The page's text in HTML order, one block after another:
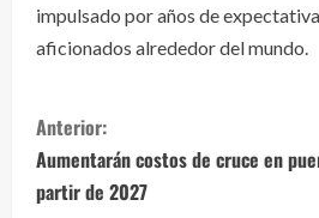
impulsado por años de
aficionados alrededor del mundo.
S
i
Anterior:
Aumentarán costos de cruce en
partir de 2027